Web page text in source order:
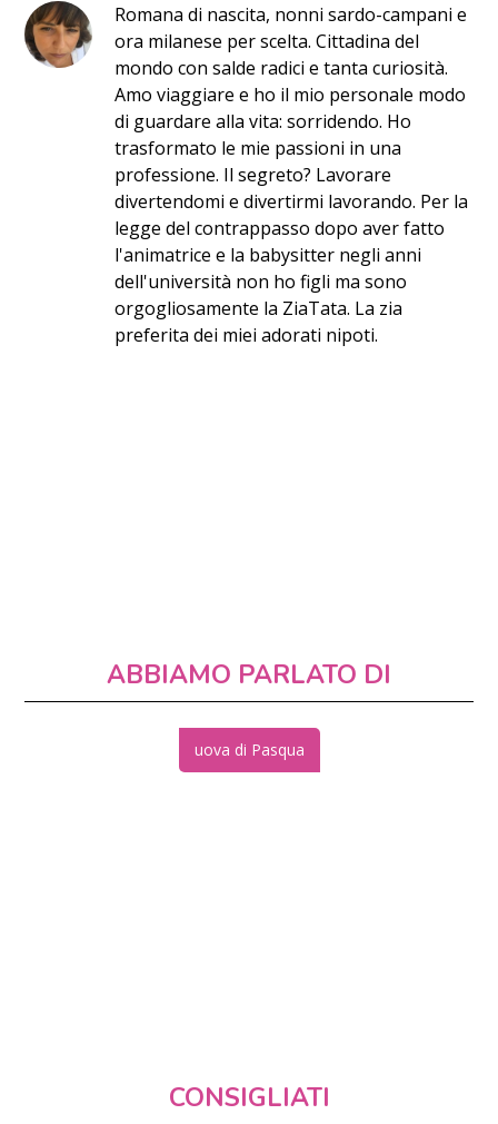
Romana di nascita, nonni sardo-campani e
ora milanese per scelta. Cittadina del
mondo con salde radici e tanta curiosità.
Amo viaggiare e ho il mio personale modo
di guardare alla vita: sorridendo. Ho
trasformato le mie passioni in una
professione. Il segreto? Lavorare
divertendomi e divertirmi lavorando. Per la
legge del contrappasso dopo aver fatto
l'animatrice e la babysitter negli anni
dell'università non ho figli ma sono
orgogliosamente la ZiaTata. La zia
preferita dei miei adorati nipoti.
ABBIAMO PARLATO DI
uova di Pasqua
CONSIGLIATI